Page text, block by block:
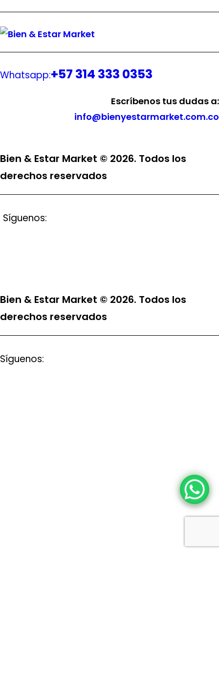
Whatsapp:+57 314 333 0353
Escríbenos tus dudas a:
info@bienyestarmarket.com.co
Bien & Estar Market © 2026. Todos los
derechos reservados
Síguenos:
Bien & Estar Market © 2026. Todos los
derechos reservados
Síguenos: